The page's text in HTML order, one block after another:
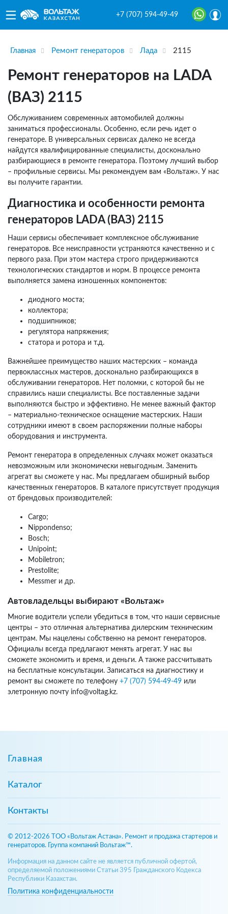
+7 (707) 594-49-49
Главная Ремонт генераторов Лада 2115
Ремонт генераторов на LADA
(ВАЗ) 2115
Обслуживанием современных автомобилей должны
заниматься профессионалы. Особенно, если речь идет о
генераторе. В универсальных сервисах далеко не всегда
найдутся квалифицированные специалисты, досконально
разбирающиеся в ремонте генератора. Поэтому лучший выбор
– профильные сервисы. Мы рекомендуем вам «Вольтаж». У нас
вы получите гарантии.
Диагностика и особенности ремонта
генераторов LADA (ВАЗ) 2115
Наши сервисы обеспечивает комплексное обслуживание
генераторов. Все неисправности устраняются качественно и с
первого раза. При этом мастера строго придерживаются
технологических стандартов и норм. В процессе ремонта
выполняется замена изношенных компонентов:
диодного моста;
коллектора;
подшипников;
регулятора напряжения;
статора и ротора и т.д.
Важнейшее преимущество наших мастерских – команда
первоклассных мастеров, досконально разбирающихся в
обслуживании генераторов. Нет поломки, с которой бы не
справились наши специалисты. Все поставленные задачи
выполняются быстро и эффективно. Не менее важный фактор
– материально-техническое оснащение мастерских. Наши
сотрудники имеют в своем распоряжении полные наборы
оборудования и инструмента.
Ремонт генератора в определенных случаях может оказаться
невозможным или экономически невыгодным. Заменить
агрегат вы сможете у нас. Мы предлагаем обширный выбор
качественных генераторов. В каталоге присутствует продукция
от брендовых производителей:
Cargo;
Nippondenso;
Bosch;
Unipoint;
Mobiletron;
Prestolite;
Messmer и др.
Автовладельцы выбирают «Вольтаж»
Многие водители успели убедиться в том, что наши сервисные
центры – это отличная альтернатива дилерским техническим
центрам. Мы нацелены собственно на ремонт генераторов.
Официалы всегда предлагают менять агрегат. У нас вы
сможете экономить и время, и деньги. А также рассчитывать
на бесплатные консультации. Записаться на диагностику и
ремонт вы сможете по телефону +7 (707) 594-49-49 или
элетронную почту info@voltag.kz.
Главная
Каталог
Контакты
© 2012-2026 ТОО «Вольтаж Астана». Ремонт и продажа стартеров и
генераторов. Группа компаний Вольтаж™.
Информация на данном сайте не является публичной офертой,
определяемой положениями Статьи 395 Гражданского Кодекса
Республики Казахстан.
Политика конфиденциальности